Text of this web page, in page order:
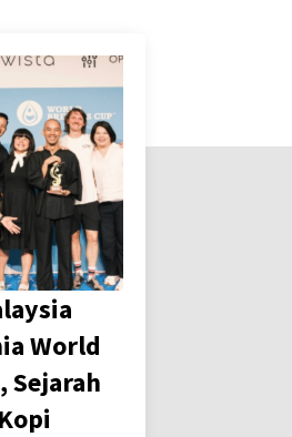
World
Sejarah